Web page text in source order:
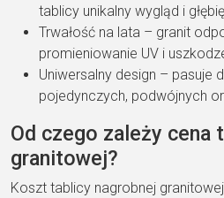
tablicy unikalny wygląd i
Trwałość na lata – granit
promieniowanie UV i
Uniwersalny design – pasuje
pojedynczych, podwójnych
Od czego zależy cena
granitowej?
Koszt tablicy nagrobnej